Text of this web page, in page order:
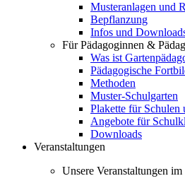
Musteranlagen und
Bepflanzung
Infos und
Für Pädagoginnen &
Was ist
Pädagogische
Methoden
Muster-Schulgarten
Plakette für Schulen
Angebote für
Downloads
Veranstaltungen
Unsere Veranstaltungen